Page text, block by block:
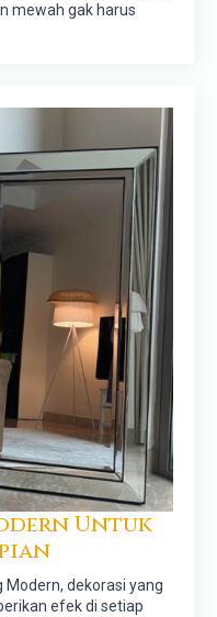
mewah gak harus
Untuk
Modern, dekorasi yang
efek di setiap